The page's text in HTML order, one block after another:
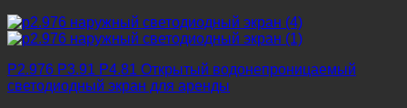
P2.976 P3.91 P4.81 Открытый водонепроницаемый
светодиодный экран для аренды